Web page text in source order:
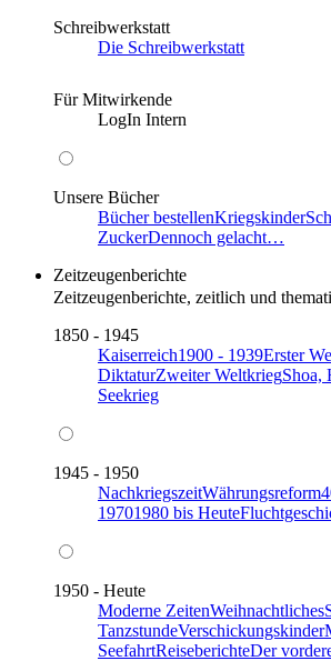
Schreibwerkstatt
Die Schreibwerkstatt
Für Mitwirkende
LogIn Intern
Unsere Bücher
Bücher bestellenKriegskinder
ZuckerDennoch gelacht…
Zeitzeugenberichte
Zeitzeugenberichte, zeitlich und
1850 - 1945
Kaiserreich1900 - 1939Erster
DiktaturZweiter WeltkriegShoa,
Seekrieg
1945 - 1950
NachkriegszeitWährungsreform
19701980 bis Heute
1950 - Heute
Moderne ZeitenWeihnachtliches
TanzstundeVerschickungskinder
SeefahrtReiseberichteDer